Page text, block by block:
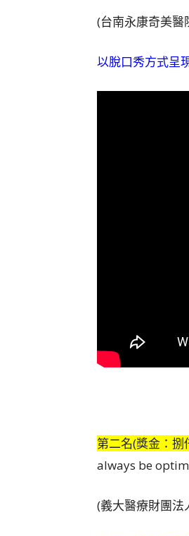
(台南永康奇美醫
以脫口秀方式呈
第二名(獎金：捌
always be
(義大醫療財團法